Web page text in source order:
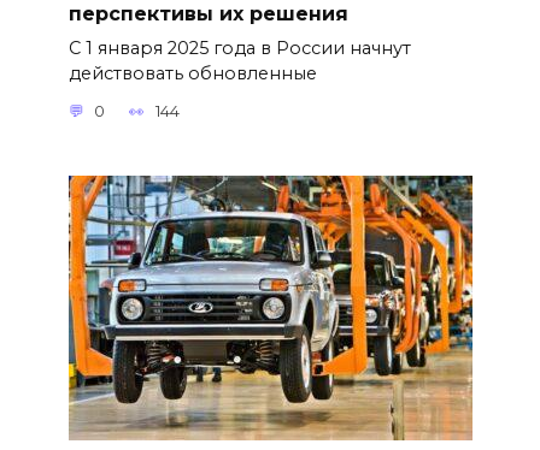
перспективы их решения
С 1 января 2025 года в России начнут
действовать обновленные
0 144